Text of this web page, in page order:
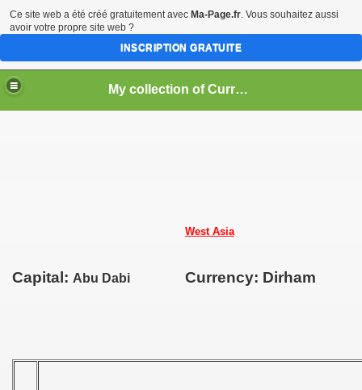
My collection of Currencies of the World ==> Coins and Banknotes
West Asia
Capital: Abu Dabi Currency: Dirham
Ce site web a été créé gratuitement avec Ma-Page.fr. Vous souhaitez aussi
avoir votre propre site web ?
INSCRIPTION GRATUITE